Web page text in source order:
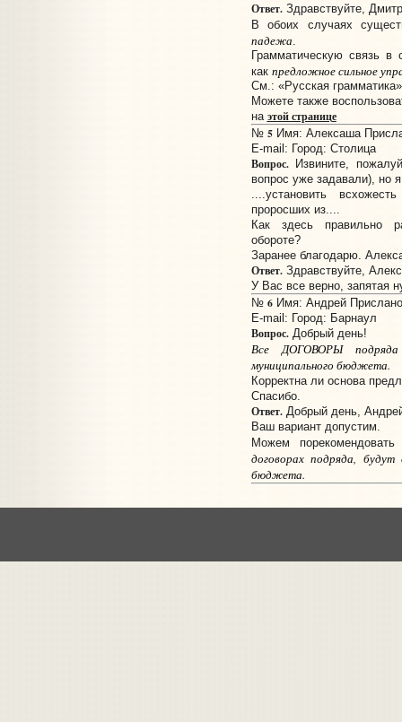
Ответ.Здравствуйте,
В обоих случаях
падежа.
Грамматическую связь в
как предложное сильное
См.: «Русская
Можете также
на этой странице
№ 5Имя: Алексаша
E-mail: Город: Столица
Вопрос.Извините,
вопрос уже задавали), но
....установить
проросших из....
Как здесь правильно
обороте?
Заранее благодарю.
Ответ.Здравствуйте,
У Вас все верно, запятая
№ 6Имя: Андрей
E-mail: Город: Барнаул
Вопрос.Добрый день!
Все ДОГОВОРЫ
муниципального бюджета.
Корректна ли основа
Спасибо.
Ответ.Добрый день,
Ваш вариант допустим.
Можем
договорах подряда, будут
бюджета.